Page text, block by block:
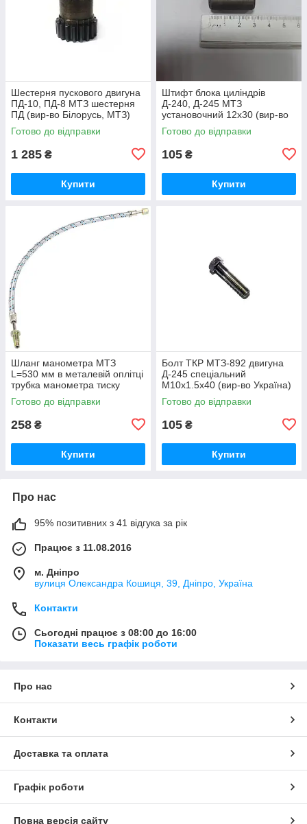
Шестерня пускового двигуна
ПД-10, ПД-8 МТЗ шестерня
ПД (вир-во Білорусь, МТЗ)
50-1024092-2А /
5010240922А
Готово до відправки
1 285 ₴
Купити
Штифт блока циліндрів
Д-240, Д-245 МТЗ
установочний 12х30 (вир-во
Україна) 50-1002034 / 50-
1002034-А
Готово до відправки
105 ₴
Купити
Шланг манометра МТЗ
L=530 мм в металевій оплітці
трубка манометра тиску
масла (вир-во Україна) 70-
3801180
Готово до відправки
258 ₴
Купити
Болт ТКР МТЗ-892 двигуна
Д-245 спеціальний
М10х1.5х40 (вир-во Україна)
245-1008031 / 245-1008031-А
Готово до відправки
105 ₴
Купити
Про нас
95% позитивних з 41 відгука за рік
Працює з 11.08.2016
м. Дніпро
вулиця Олександра Кошиця, 39, Дніпро, Україна
Контакти
Сьогодні працює з 08:00 до 16:00
Показати весь графік роботи
Про нас
Контакти
Доставка та оплата
Графік роботи
Повна версія сайту